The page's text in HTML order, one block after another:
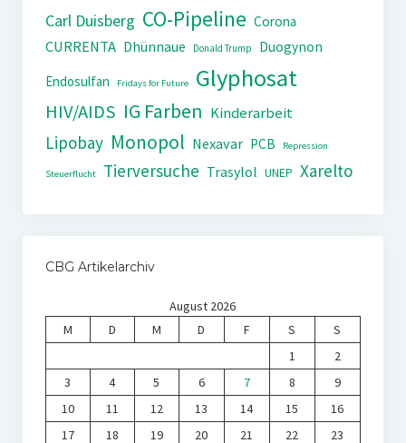
Carl Duisberg CO-Pipeline Corona
CURRENTA Dhünnaue Donald Trump
Duogynon
Endosulfan
Fridays for Future Glyphosat
HIV/AIDS IG Farben Kinderarbeit
Lipobay Monopol Nexavar PCB Repression
Steuerflucht Tierversuche Trasylol UNEP Xarelto
CBG Artikelarchiv
August 2026
M
D M D F S
S
1
2
3
4 5 6 7 8
9
10
11 12 13 14 15
16
17
18 19 20 21 22 23